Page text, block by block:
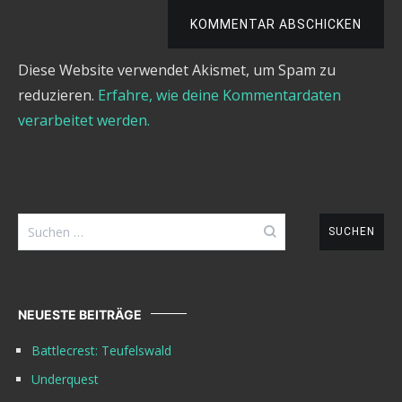
KOMMENTAR ABSCHICKEN
Diese Website verwendet Akismet, um Spam zu
reduzieren. Erfahre, wie deine Kommentardaten
verarbeitet werden.
Suchen
nach:
NEUESTE BEITRÄGE
Battlecrest: Teufelswald
Underquest